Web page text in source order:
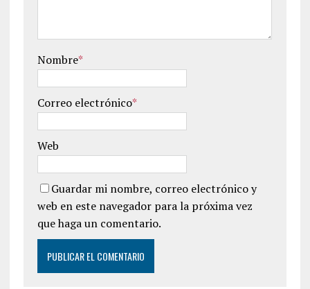
Nombre*
Correo electrónico*
Web
Guardar mi nombre, correo electrónico y
web en este navegador para la próxima vez
que haga un comentario.